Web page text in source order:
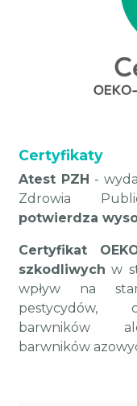
Certyfikaty
Atest PZH -
Zdrowia
potwierdza
Certyfikat
szkodliwych w
wpływ na
pestycydów,
barwników
barwników